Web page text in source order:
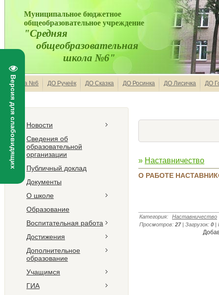
Версия для слабовидящих
Муниципальное бюджетное
общеобразовательное учреждение
"Средняя
общеобразовательная
школа №6"
Школа №6 ДО Ручеёк ДО Сказка ДО Росинка ДО Лисичка ДО
Новости
Сведения об
образовательной
организации
Публичный доклад
Документы
О школе
Образование
Воспитательная работа
Достижения
Дополнительное
образование
Учащимся
ГИА
» Наставничество
О РАБОТЕ
Категория:
Наставничество
Просмотров: 27| Загрузок: 0 |